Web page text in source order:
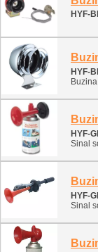
HYF-
HYF-
HYF-
Sinal sonoro. O sinal sonoro é uma parte
HYF-
Sinal sonoro. O sinal sonoro é uma parte